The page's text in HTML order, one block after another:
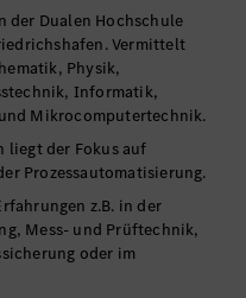
der Dualen Hochschule
Vermittelt
Physik,
Informatik,
Mikrocomputertechnik.
der Fokus auf
Prozessautomatisierung.
z.B. in der
Mess- und Prüftechnik,
oder im